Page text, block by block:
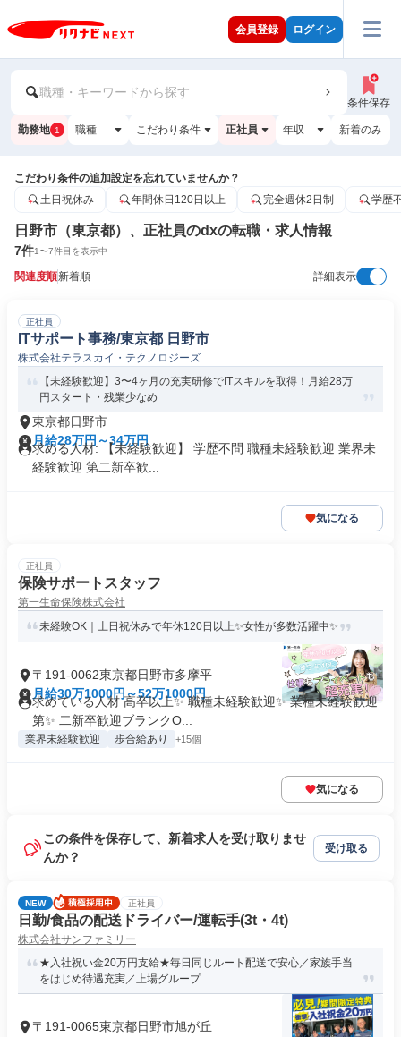
会員登録 ログイン
職種・キーワードから探す
条件保存
勤務地 1 職種 こだわり条件 正社員 年収 新着のみ
こだわり条件の追加設定を忘れていませんか？
土日祝休み
年間休日120日以上 完全週休2日制 学歴
日野市（東京都）、正社員のdxの転職・求人情報
7件1〜7件目を表示中
関連度順新着順 詳細表示
正社員
ITサポート事務/東京都 日野市
株式会社テラスカイ・テクノロジーズ
【未経験歓迎】3〜4ヶ月の充実研修でITスキルを取得！月給28万
円スタート・残業少なめ
東京都日野市
月給28万円～34万円
求める人材: 【未経験歓迎】 学歴不問 職種未経験歓迎 業界未
経験歓迎 第二新卒歓...
気になる
正社員
保険サポートスタッフ
第一生命保険株式会社
未経験OK｜土日祝休みで年休120日以上✨女性が多数活躍中✨
〒191-0062東京都日野市多摩平
月給30万1000円～52万1000円
求めている人材 高卒以上✨ 職種未経験歓迎✨ 業種未経験歓迎
第✨ 二新卒歓迎ブランクO...
業界未経験歓迎 歩合給あり +15個
気になる
この条件を保存して、新着求人を受け取りませ
んか？
受け取る
NEW 正社員
日勤/食品の配送ドライバー/運転手(3t・4t)
株式会社サンファミリー
★入社祝い金20万円支給★毎日同じルート配送で安心／家族手当
をはじめ待遇充実／上場グループ
〒191-0065東京都日野市旭が丘